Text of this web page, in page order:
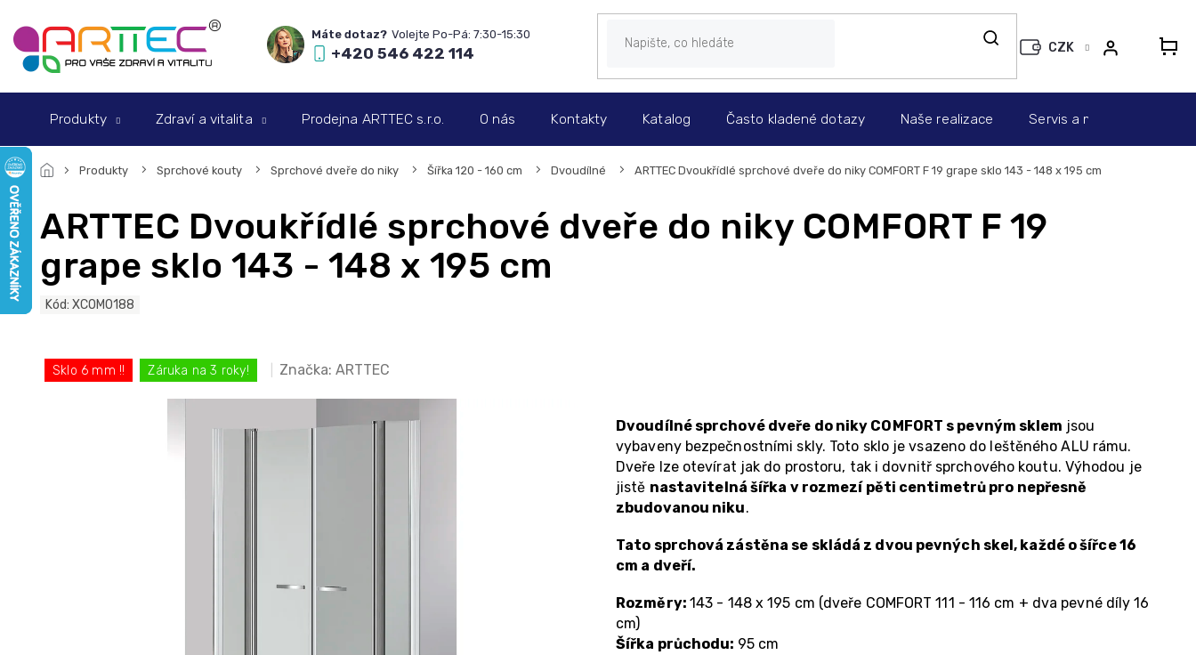
na
obsah
+420 546 422 114 CZK
Produkty Zdraví a vitalita Prodejna ARTTEC s.r.o. O nás Kontakty Katalog Často kladené dotazy Naše realizace Servis a montáž
Produkty Sprchové kouty Sprchové dveře do niky Šířka 120 - 160 cm Dvoudílné ARTTEC Dvoukřídlé sprchové dveře do niky COMFORT F 19 grape sklo 143 - 148 x 195 cm
ARTTEC Dvoukřídlé sprchové dveře do niky COMFORT F 19
grape sklo 143 - 148 x 195 cm
Kód: XCOM0188
Sklo 6 mm !! Záruka na 3 roky! Značka:ARTTEC
Dvoudílné sprchové dveře do niky COMFORT s pevným sklem jsou
vybaveny bezpečnostními skly. Toto sklo je vsazeno do leštěného ALU rámu.
Dveře lze otevírat jak do prostoru, tak i dovnitř sprchového koutu. Výhodou je
jistě nastavitelná šířka v rozmezí pěti centimetrů pro nepřesně
zbudovanou niku.
Tato sprchová zástěna se skládá z dvou pevných skel, každé o šířce 16
cm a dveří.
Rozměry: 143 - 148 x 195 cm (dveře COMFORT 111 - 116 cm + dva pevné díly 16
cm)
Šířka průchodu: 95 cm